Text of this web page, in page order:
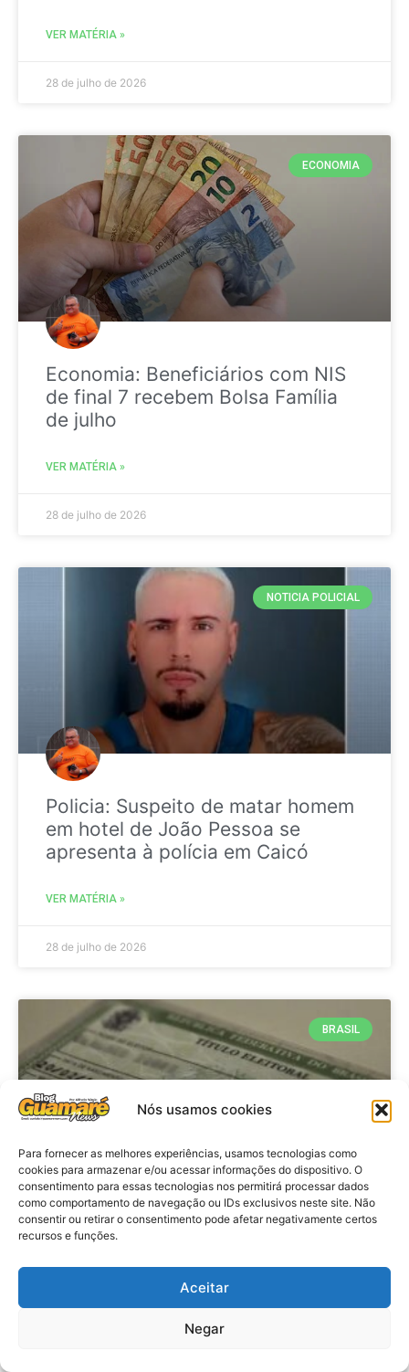
Nós usamos cookies
Para fornecer as melhores experiências, usamos tecnologias como
cookies para armazenar e/ou acessar informações do dispositivo. O
consentimento para essas tecnologias nos permitirá processar dados
como comportamento de navegação ou IDs exclusivos neste site. Não
consentir ou retirar o consentimento pode afetar negativamente certos
recursos e funções.
Aceitar
Negar
VER MATÉRIA »
28 de julho de 2026
ECONOMIA
Economia: Beneficiários com NIS
de final 7 recebem Bolsa Família
de julho
VER MATÉRIA »
28 de julho de 2026
NOTICIA POLICIAL
Policia: Suspeito de matar homem
em hotel de João Pessoa se
apresenta à polícia em Caicó
VER MATÉRIA »
28 de julho de 2026
BRASIL
Brasil: Policia Federal investiga
antes das eleições